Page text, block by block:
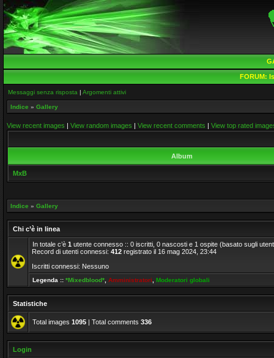
FORUM:
Messaggi senza risposta | Argomenti attivi
Indice » Gallery
View recent images | View random images | View recent comments | View top rated
Album
MxB
Indice » Gallery
Chi c’è in linea
In totale c’è 1 utente connesso :: 0 iscritti, 0 nascosti e 1 ospite (basato sugli
Record di utenti connessi: 412 registrato il 16 mag 2024, 23:44
Iscritti connessi: Nessuno
Legenda :: *Mixedblood* Amministratori Moderatori globali
Statistiche
Total images 1095 | Total comments 336
Login